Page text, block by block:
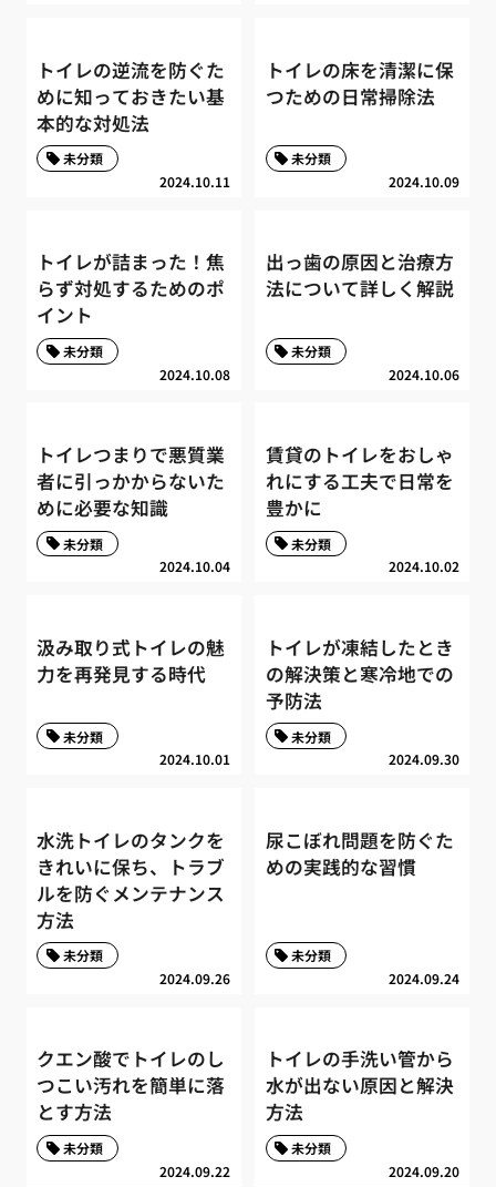
トイレの逆流を防ぐた
めに知っておきたい基
本的な対処法
2024.10.11
未分類
トイレの床を清潔に保
つための日常掃除法
2024.10.09
未分類
トイレが詰まった！焦
らず対処するためのポ
イント
2024.10.08
未分類
出っ歯の原因と治療方
法について詳しく解説
2024.10.06
未分類
トイレつまりで悪質業
者に引っかからないた
めに必要な知識
2024.10.04
未分類
賃貸のトイレをおしゃ
れにする工夫で日常を
豊かに
2024.10.02
未分類
汲み取り式トイレの魅
力を再発見する時代
2024.10.01
未分類
トイレが凍結したとき
の解決策と寒冷地での
予防法
2024.09.30
未分類
水洗トイレのタンクを
きれいに保ち、トラブ
ルを防ぐメンテナンス
方法
2024.09.26
未分類
尿こぼれ問題を防ぐた
めの実践的な習慣
2024.09.24
未分類
クエン酸でトイレのし
つこい汚れを簡単に落
とす方法
2024.09.22
未分類
トイレの手洗い管から
水が出ない原因と解決
方法
2024.09.20
未分類